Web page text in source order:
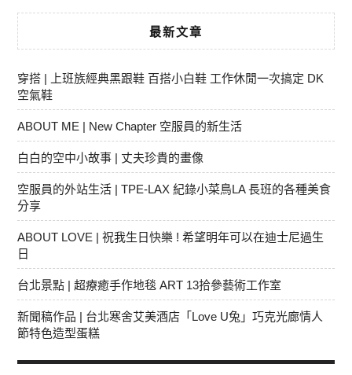
最新文章
穿搭 | 上班族經典黑跟鞋 百搭小白鞋 工作休閒一次搞定 DK
空氣鞋
ABOUT ME | New Chapter 空服員的新生活
白白的空中小故事 | 丈夫珍貴的畫像
空服員的外站生活 | TPE-LAX 紀錄小菜鳥LA 長班的各種美食
分享
ABOUT LOVE | 祝我生日快樂 ! 希望明年可以在迪士尼過生
日
台北景點 | 超療癒手作地毯 ART 13拾參藝術工作室
新聞稿作品 | 台北寒舍艾美酒店「Love U兔」巧克光廊情人
節特色造型蛋糕